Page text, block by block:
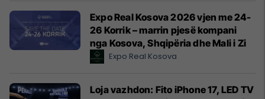
Expo Real Kosova 2026 vjen me 24-
26 Korrik – marrin pjesë kompani
nga Kosova, Shqipëria dhe Mali i Zi
Expo Real Kosova
Loja vazhdon: Fito iPhone 17, LED TV